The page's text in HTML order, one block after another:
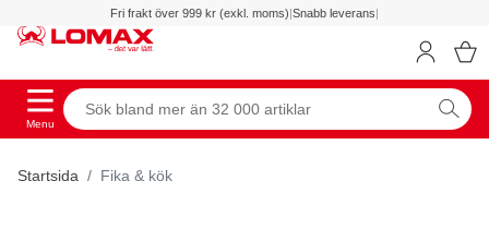
Fri frakt över 999 kr (exkl. moms)|Snabb leverans|
Menu
Startsida Fika & kök